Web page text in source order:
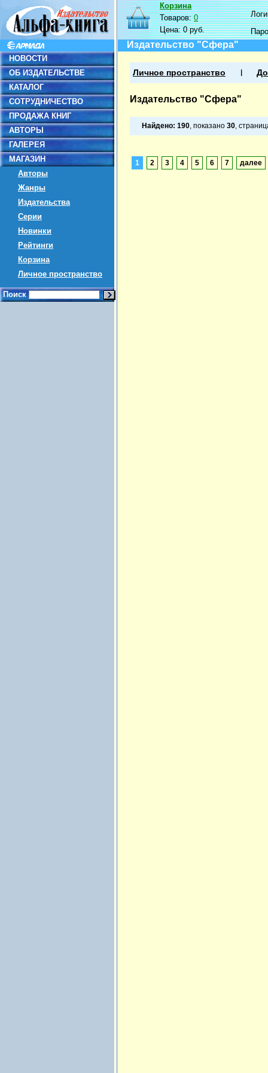
НОВОСТИ
ОБ ИЗДАТЕЛЬСТВЕ
КАТАЛОГ
СОТРУДНИЧЕСТВО
ПРОДАЖА КНИГ
АВТОРЫ
ГАЛЕРЕЯ
МАГАЗИН
Авторы
Жанры
Издательства
Серии
Новинки
Рейтинги
Корзина
Личное пространство
Поиск
Корзина
Товаров:0
Цена:0 руб.
Издательство "Сфера"
Личное пространство
Издательство "Сфера"
Найдено: 190, показано 30,
1 2 3 4 5 6 7 далее